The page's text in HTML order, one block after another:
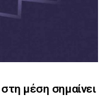
μέση σημαίνει